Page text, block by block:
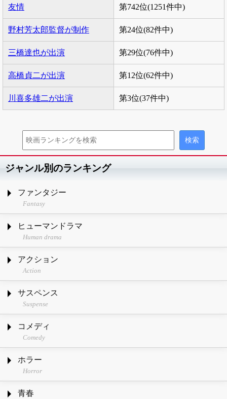
友情 第742位(1251件中)
野村芳太郎監督が制作 第24位(82件中)
三橋達也が出演 第29位(76件中)
高橋貞二が出演 第12位(62件中)
川喜多雄二が出演 第3位(37件中)
ジャンル別のランキング
ファンタジー
Fantasy
ヒューマンドラマ
Human drama
アクション
Action
サスペンス
Suspense
コメディ
Comedy
ホラー
Horror
青春